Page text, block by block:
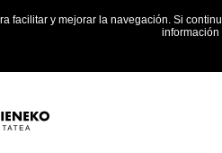
facilitar y mejorar la navegación. Si